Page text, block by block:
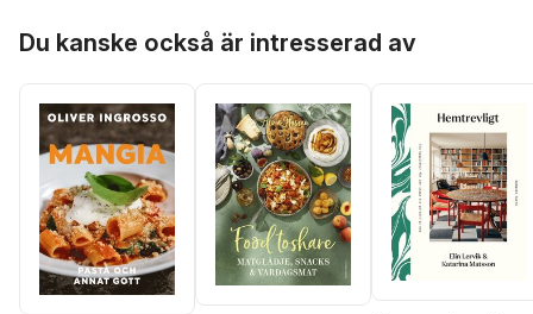
Du kanske också är intresserad av